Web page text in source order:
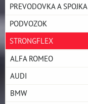
PREVODOVKA A SPOJKA
PODVOZOK
STRONGFLEX
ALFA ROMEO
AUDI
BMW